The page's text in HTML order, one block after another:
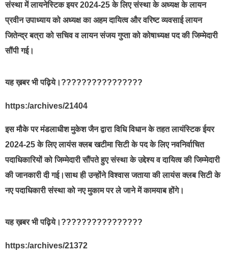
संस्था में लायनेस्टिक इयर 2024-25 के लिए संस्था के अध्यक्ष के लायन
प्रवीन उपाध्याय को अध्यक्ष का अहम दायित्व और वरिष्ट व्यवसाई लायन
जितेन्द्र बत्रा को सचिव व लायन संजय गुप्ता को कोषाध्यक्ष पद की जिम्मेदारी
सौंपी गई।
यह ख़बर भी पढ़िये।????????????????
https:/archives/21404
इस मौके पर मंडलाधीश मुकेश जैन द्वारा विधि विधान के तहत लायंस्टिक ईयर
2024-25 के लिए लायंस क्लब खटीमा सिटी के पद के लिए नवनिर्वाचित
पदाधिकारियों को जिम्मेदारी सौंपते हुए संस्था के उद्देश्य व दायित्व की जिम्मेदारी
की जानकारी दी गई।साथ ही उन्होंने विश्वास जताया की लायंस क्लब सिटी के
नए पदाधिकारी संस्था को नए मुकाम पर ले जाने में कामयाब होंगे।
यह ख़बर भी पढ़िये।????????????????
https:/archives/21372